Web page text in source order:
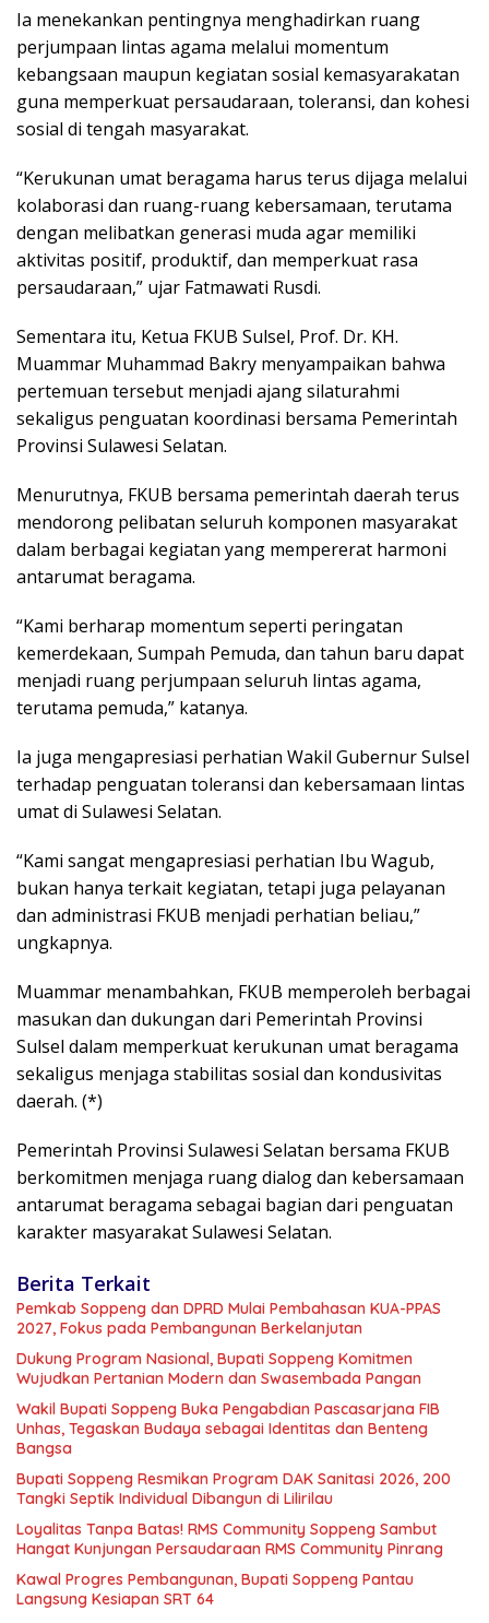
Ia menekankan pentingnya menghadirkan ruang
perjumpaan lintas agama melalui momentum
kebangsaan maupun kegiatan sosial kemasyarakatan
guna memperkuat persaudaraan, toleransi, dan kohesi
sosial di tengah masyarakat.
“Kerukunan umat beragama harus terus dijaga melalui
kolaborasi dan ruang-ruang kebersamaan, terutama
dengan melibatkan generasi muda agar memiliki
aktivitas positif, produktif, dan memperkuat rasa
persaudaraan,” ujar Fatmawati Rusdi.
Sementara itu, Ketua FKUB Sulsel, Prof. Dr. KH.
Muammar Muhammad Bakry menyampaikan bahwa
pertemuan tersebut menjadi ajang silaturahmi
sekaligus penguatan koordinasi bersama Pemerintah
Provinsi Sulawesi Selatan.
Menurutnya, FKUB bersama pemerintah daerah terus
mendorong pelibatan seluruh komponen masyarakat
dalam berbagai kegiatan yang mempererat harmoni
antarumat beragama.
“Kami berharap momentum seperti peringatan
kemerdekaan, Sumpah Pemuda, dan tahun baru dapat
menjadi ruang perjumpaan seluruh lintas agama,
terutama pemuda,” katanya.
Ia juga mengapresiasi perhatian Wakil Gubernur Sulsel
terhadap penguatan toleransi dan kebersamaan lintas
umat di Sulawesi Selatan.
“Kami sangat mengapresiasi perhatian Ibu Wagub,
bukan hanya terkait kegiatan, tetapi juga pelayanan
dan administrasi FKUB menjadi perhatian beliau,”
ungkapnya.
Muammar menambahkan, FKUB memperoleh berbagai
masukan dan dukungan dari Pemerintah Provinsi
Sulsel dalam memperkuat kerukunan umat beragama
sekaligus menjaga stabilitas sosial dan kondusivitas
daerah. (*)
Pemerintah Provinsi Sulawesi Selatan bersama FKUB
berkomitmen menjaga ruang dialog dan kebersamaan
antarumat beragama sebagai bagian dari penguatan
karakter masyarakat Sulawesi Selatan.
Berita Terkait
Pemkab Soppeng dan DPRD Mulai Pembahasan KUA-PPAS
2027, Fokus pada Pembangunan Berkelanjutan
Dukung Program Nasional, Bupati Soppeng Komitmen
Wujudkan Pertanian Modern dan Swasembada Pangan
Wakil Bupati Soppeng Buka Pengabdian Pascasarjana FIB
Unhas, Tegaskan Budaya sebagai Identitas dan Benteng
Bangsa
Bupati Soppeng Resmikan Program DAK Sanitasi 2026, 200
Tangki Septik Individual Dibangun di Lilirilau
Loyalitas Tanpa Batas! RMS Community Soppeng Sambut
Hangat Kunjungan Persaudaraan RMS Community Pinrang
Kawal Progres Pembangunan, Bupati Soppeng Pantau
Langsung Kesiapan SRT 64